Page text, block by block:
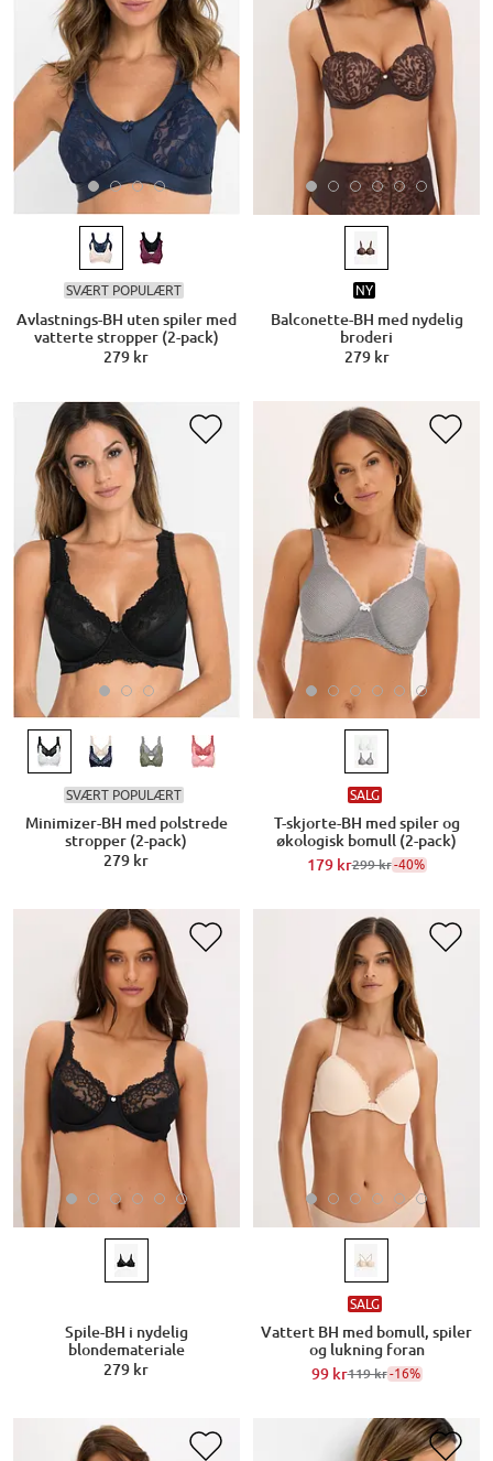
SVÆRT POPULÆRT
Avlastnings-BH uten spiler med
vatterte stropper (2-pack)
279 kr
NY
Balconette-BH med nydelig
broderi
279 kr
SVÆRT POPULÆRT
Minimizer-BH med polstrede
stropper (2-pack)
279 kr
SALG
T-skjorte-BH med spiler og
økologisk bomull (2-pack)
179 kr299 kr-40%
Spile-BH i nydelig
blondemateriale
279 kr
SALG
Vattert BH med bomull, spiler
og lukning foran
99 kr119 kr-16%